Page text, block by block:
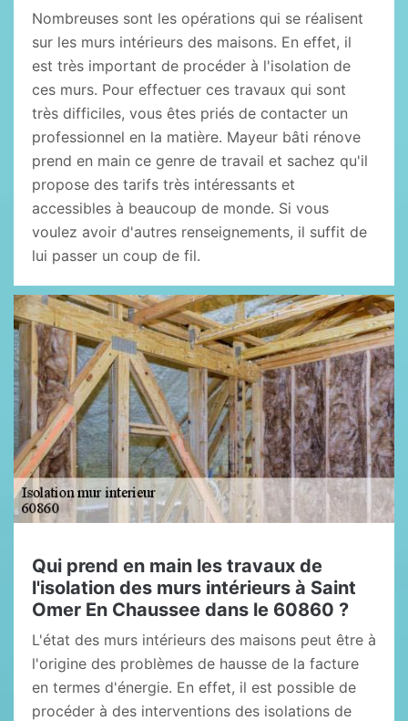
Nombreuses sont les opérations qui se réalisent
sur les murs intérieurs des maisons. En effet, il
est très important de procéder à l'isolation de
ces murs. Pour effectuer ces travaux qui sont
très difficiles, vous êtes priés de contacter un
professionnel en la matière. Mayeur bâti rénove
prend en main ce genre de travail et sachez qu'il
propose des tarifs très intéressants et
accessibles à beaucoup de monde. Si vous
voulez avoir d'autres renseignements, il suffit de
lui passer un coup de fil.
Qui prend en main les travaux de
l'isolation des murs intérieurs à Saint
Omer En Chaussee dans le 60860 ?
L'état des murs intérieurs des maisons peut être à
l'origine des problèmes de hausse de la facture
en termes d'énergie. En effet, il est possible de
procéder à des interventions des isolations de